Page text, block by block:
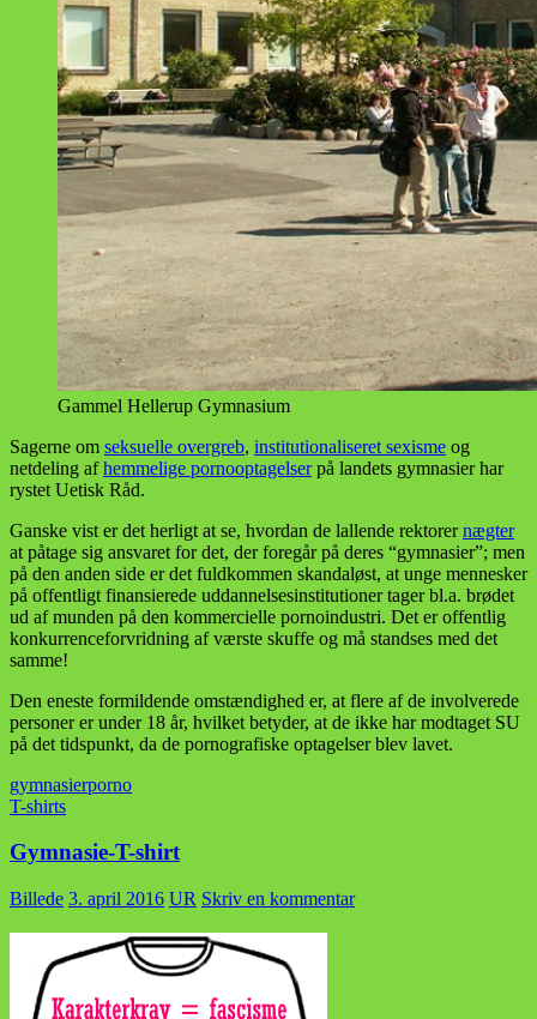
Gammel Hellerup Gymnasium
Sagerne om seksuelle overgreb, institutionaliseret sexisme og
netdeling afhemmelige pornooptagelserpå landets gymnasier har
rystet Uetisk Råd.
Ganske vist er det herligt at se, hvordan de lallende rektorernægter
at påtage sig ansvaret for det, der foregår på deres “gymnasier”; men
på den anden side er det fuldkommen skandaløst, at unge mennesker
på offentligt finansierede uddannelsesinstitutioner tager bl.a. brødet
ud af munden på den kommercielle pornoindustri. Det er offentlig
konkurrenceforvridning af værste skuffe og må standses med det
samme!
Den eneste formildende omstændighed er, at flere af de involverede
personer er under 18 år, hvilket betyder, at de ikke har modtaget SU
på det tidspunkt, da de pornografiske optagelser blev lavet.
gymnasierporno
T-shirts
Gymnasie-T-shirt
Billede 3. april 2016 UR Skriv en kommentar